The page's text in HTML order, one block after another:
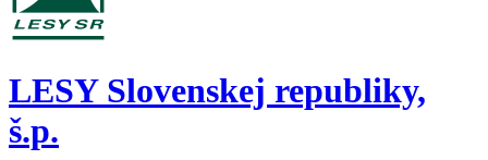
LESY Slovenskej republiky,
š.p.